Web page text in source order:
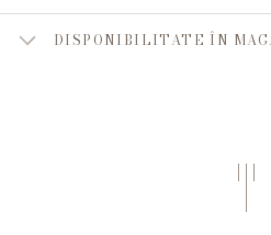
DISPONIBILITATE ÎN